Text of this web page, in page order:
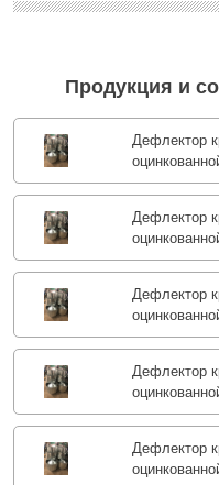
Продукция и
Дефлектор
Дефлектор
Дефлектор
Дефлектор
Дефлектор